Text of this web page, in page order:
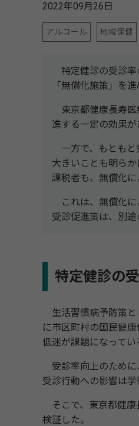
2022年09月26日
アルコール 地域保健
特定健診の受診率
「無償化施策」を
東京都健康長寿医
進する一定の効果が
一方で、もともと
大きいことも明ら
課税者も、無償化に
これは、無償化に
受診促進策は、別途
特定健診の
生活習慣病予防策と
に市区町村の国民健
低迷が課題になってい
受診率向上のために
受診行動への影響は学
そこで、東京都健康
検証した。